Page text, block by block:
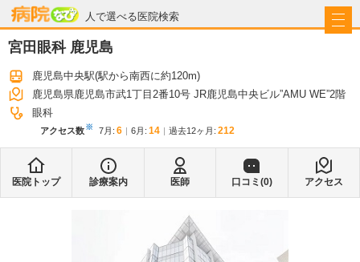
人で選べる医院検索
病院なび
宮田眼科 鹿児島
鹿児島中央駅(駅から南西に約120m)
鹿児島県鹿児島市武1丁目2番10号 JR鹿児島中央ビル”AMU WE”2階
眼科
アクセス数※ 7月 : 6 6月 : 14 過去12ヶ月: 212
医院トップ 診療案内 医師 口コミ(0) アクセス